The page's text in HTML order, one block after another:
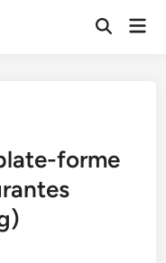
Open
forme